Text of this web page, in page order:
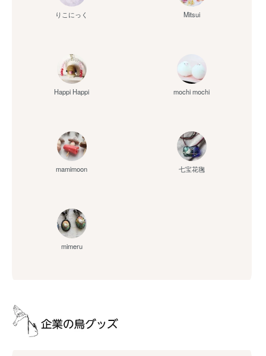
りこにっく Mitsui
Happi Happi mochi mochi
mamimoon 七宝花毱
mimeru